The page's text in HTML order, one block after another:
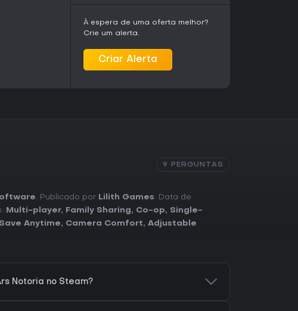
À espera de uma oferta melhor?
Crie um alerta.
Criar Alerta
9 PERGUNTAS
. Publicado por Lilith Games. Data de
Multi-player, Family Sharing, Co-op, Single-
Save Anytime, Camera Comfort, Adjustable
Notoria no Steam?